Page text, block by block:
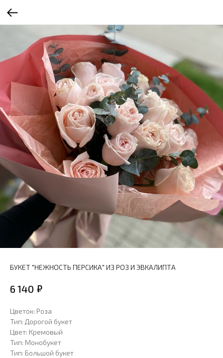
БУКЕТ "НЕЖНОСТЬ ПЕРСИКА" ИЗ РОЗ И ЭВКАЛИПТА
6 140 ₽
Цветок: Роза
Тип: Дорогой букет
Цвет: Кремовый
Тип: Монобукет
Тип: Большой букет